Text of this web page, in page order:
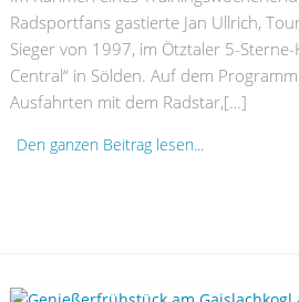
Radsportfans gastierte Jan Ullrich,
Sieger von 1997, im Ötztaler 5-Sterne-
Central“ in Sölden. Auf dem
Ausfahrten mit dem Radstar,[…]
Den ganzen Beitrag lesen...